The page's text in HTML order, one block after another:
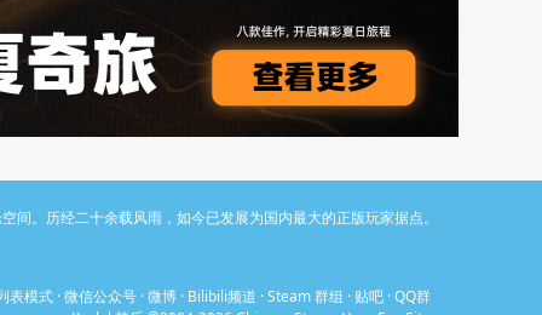
历经二十余载风雨，如今已发展为国内最大的正版玩家据点。
表模式 ·微信公众号 ·微博 · Bilibili频道 ·Steam 群组 · 贴吧 ·QQ群